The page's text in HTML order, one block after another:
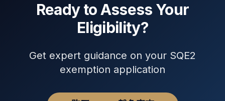
Ready to Assess Your
Eligibility?
Get expert guidance on your SQE2
exemption application